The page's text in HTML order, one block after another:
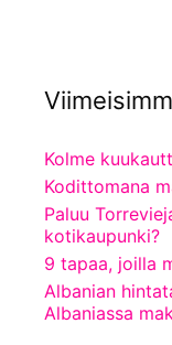
Kolme
Kodittomana
Paluu
kotikaupunki?
9 tapaa, joilla
Albanian
Albaniassa